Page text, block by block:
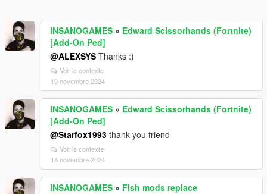
INSANOGAMES » Edward Scissorhands (Fortnite)
[Add-On Ped]
@ALEXSYS Thanks :)
Voir le contexte
19 novembre 2024
INSANOGAMES » Edward Scissorhands (Fortnite)
[Add-On Ped]
@Starfox1993 thank you friend
Voir le contexte
18 novembre 2024
INSANOGAMES » Fish mods replace